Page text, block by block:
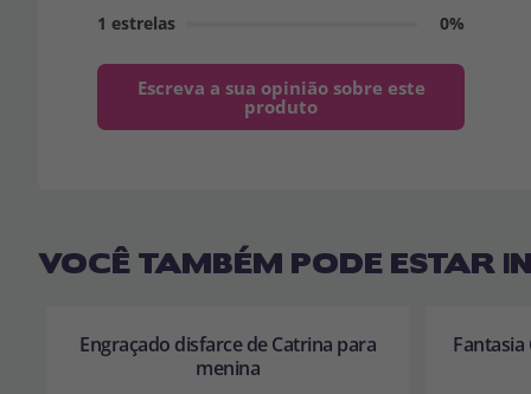
1 estrelas
0%
Escreva a sua opinião sobre este
produto
VOCÊ TAMBÉM PODE ESTAR
Engraçado disfarce de Catrina para
menina